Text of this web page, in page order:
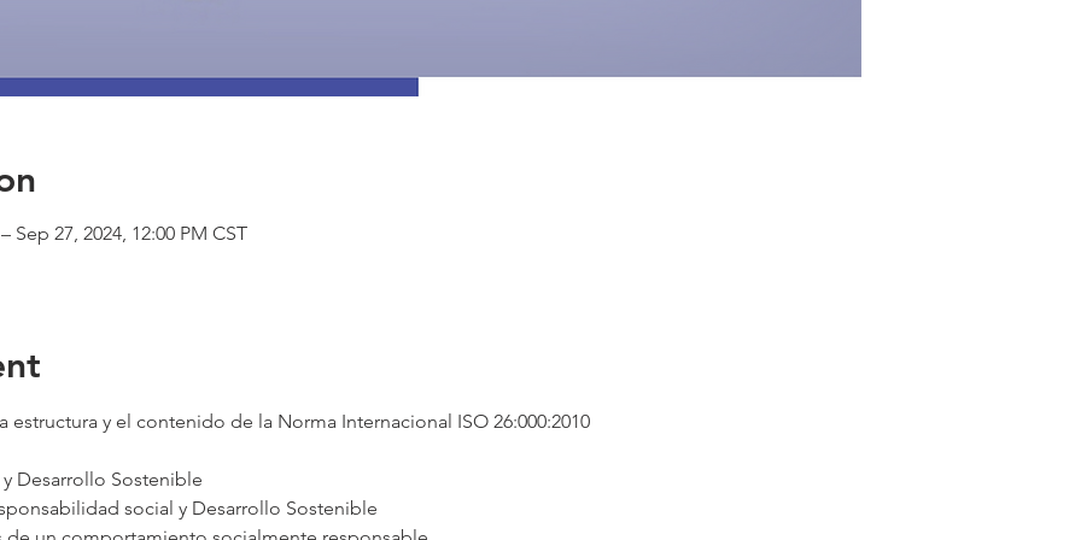
Sep 27, 2024, 12:00 PM CST
y el contenido de la Norma Internacional ISO 26:000:2010
Desarrollo Sostenible
social y Desarrollo Sostenible